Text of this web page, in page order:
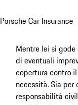
Porsche Car Insurance
Mentre lei si
di eventuali
copertura contro
necessità. Sia
responsabilità